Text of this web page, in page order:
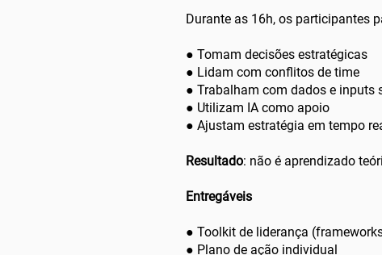
Durante as 16h, os participantes
● Tomam decisões estratégicas
● Lidam com conflitos de time
● Trabalham com dados e inputs
● Utilizam IA como apoio
● Ajustam estratégia em tempo
Resultado: não é aprendizado
Entregáveis
● Toolkit de liderança
● Plano de ação individual